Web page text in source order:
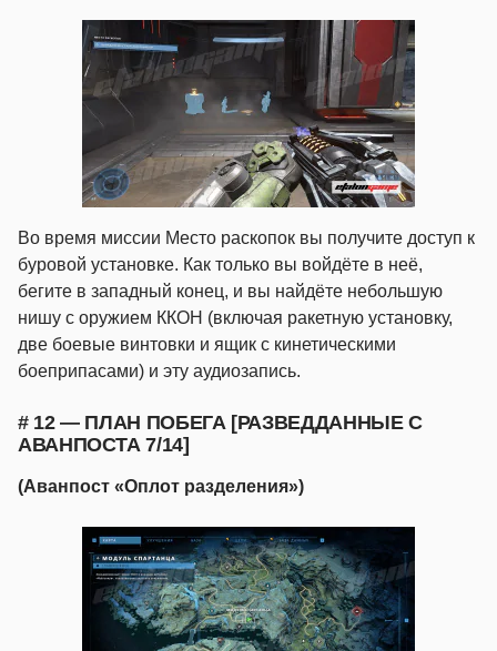
Во время миссии Место раскопок вы получите доступ к
буровой установке. Как только вы войдёте в неё,
бегите в западный конец, и вы найдёте небольшую
нишу с оружием ККОН (включая ракетную установку,
две боевые винтовки и ящик с кинетическими
боеприпасами) и эту аудиозапись.
# 12 — ПЛАН ПОБЕГА [РАЗВЕДДАННЫЕ С
АВАНПОСТА 7/14]
(Аванпост «Оплот разделения»)